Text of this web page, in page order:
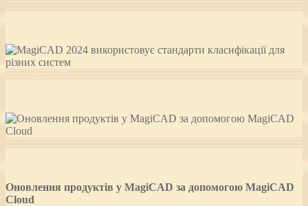
Оновлення продуктів у MagiCAD за допомогою MagiCAD
Cloud